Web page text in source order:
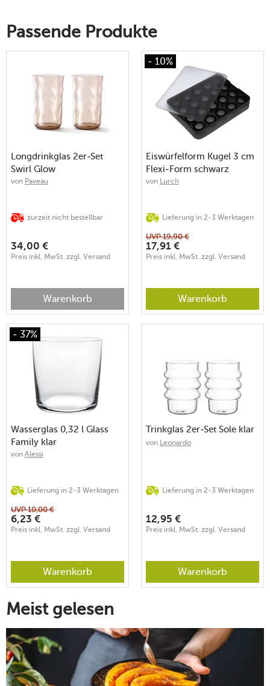
Passende Produkte
Longdrinkglas 2er-Set
Swirl Glow
von Paveau
zurzeit nicht bestellbar
34,00 €
Preis inkl. MwSt. zzgl. Versand
Warenkorb
- 10%
Eiswürfelform Kugel 3 cm
Flexi-Form schwarz
von Lurch
Lieferung in 2-3 Werktagen
UVP19,90 €
17,91 €
Preis inkl. MwSt. zzgl. Versand
Warenkorb
- 37%
Wasserglas 0,32 l Glass
Family klar
von Alessi
Lieferung in 2-3 Werktagen
UVP10,00 €
6,23 €
Preis inkl. MwSt. zzgl. Versand
Warenkorb
Trinkglas 2er-Set Sole klar
von Leonardo
Lieferung in 2-3 Werktagen
12,95 €
Preis inkl. MwSt. zzgl. Versand
Warenkorb
Meist gelesen